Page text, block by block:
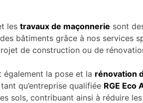
les travaux de maçonnerie sont
bâtiments grâce à nos services
de construction ou de
la pose et la rénovation
qu’entreprise qualifiée RGE Eco
sols, contribuant ainsi à réduire